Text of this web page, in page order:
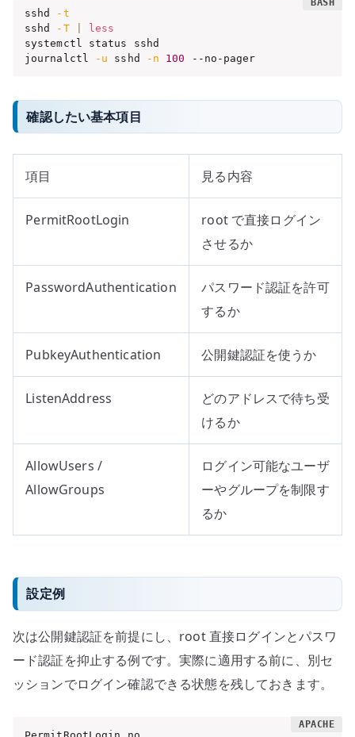
sshd
-t
sshd
-T
less
systemctl status sshd
journalctl
-u sshd -n 100 --no-pager
確認したい基本項目
項目 見る内容
PermitRootLogin
root で直接ログイン
させるか
PasswordAuthentication
パスワード認証を許可
するか
PubkeyAuthentication 公開鍵認証を使うか
ListenAddress
どのアドレスで待ち受
けるか
AllowUsers /
AllowGroups
ログイン可能なユーザ
ーやグループを制限す
るか
設定例
次は公開鍵認証を前提にし、root 直接ログインとパスワ
ード認証を抑止する例です。実際に適用する前に、別セ
ッションでログイン確認できる状態を残しておきます。